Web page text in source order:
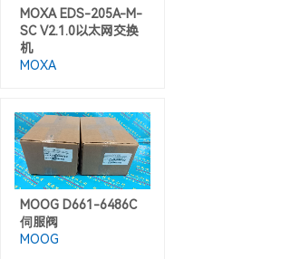
MOXA EDS-205A-M-
SC V2.1.0以太网交换
机
MOXA
MOOG D661-6486C
伺服阀
MOOG